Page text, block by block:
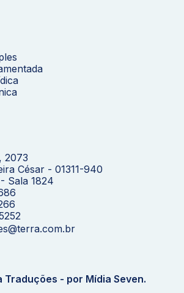
2073
César - 01311-940
Sala 1824
Traduções - por Mídia Seven.